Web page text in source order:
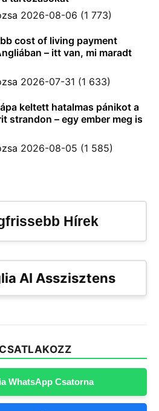
2026-08-06 (1 773)
cost of living payment
– itt van, mi maradt
2026-07-31 (1 633)
keltett hatalmas pánikot a
strandon – egy ember meg is
2026-08-05 (1 585)
Hírek
AI Asszisztens
WhatsApp Csatorna